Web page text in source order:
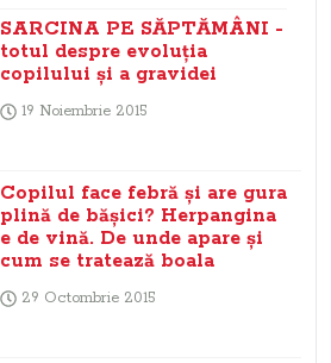
SARCINA PE SĂPTĂMÂNI -
totul despre evoluţia
copilului şi a gravidei
19 Noiembrie 2015
Copilul face febră şi are gura
plină de băşici? Herpangina
e de vină. De unde apare şi
cum se tratează boala
29 Octombrie 2015